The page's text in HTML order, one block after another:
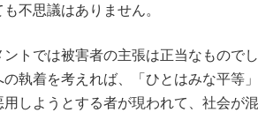
不思議はありません。
トでは被害者の主張は正当なもので
執着を考えれば、「ひとはみな平等
しようとする者が現われて、社会が